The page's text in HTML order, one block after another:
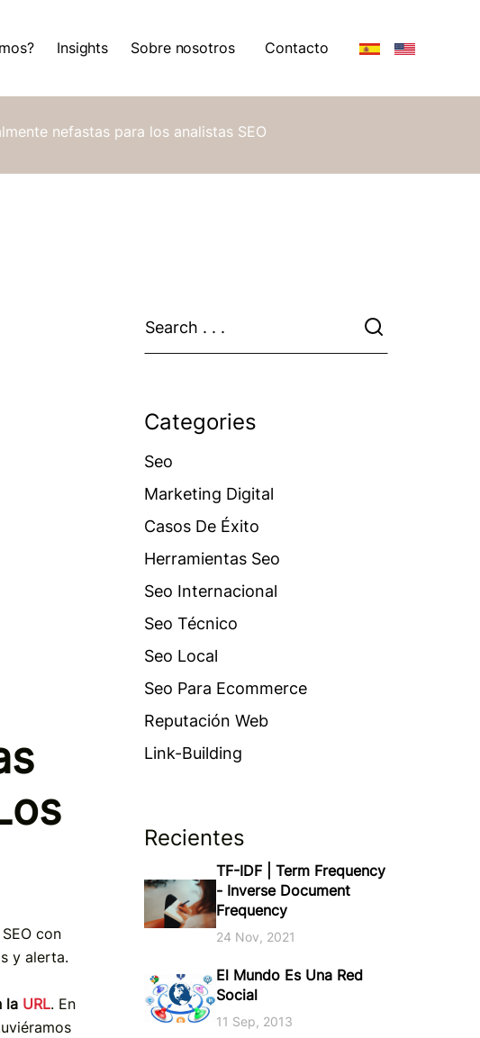
Insights
Sobre nosotros
Contacto
nefastas para los analistas SEO
con
y alerta.
la URL. En
Categories
Seo
Marketing Digital
Casos De Éxito
Herramientas Seo
Seo Internacional
Seo Técnico
Seo Local
Seo Para Ecommerce
Reputación Web
Link-Building
Recientes
TF-IDF | Term Frequency
- Inverse Document
Frequency
24 Nov, 2021
El Mundo Es Una Red
Social
11 Sep, 2013